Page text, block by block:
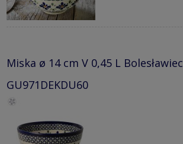
Miska ø 14 cm V 0,45 L Bolesławiec
GU971DEKDU60